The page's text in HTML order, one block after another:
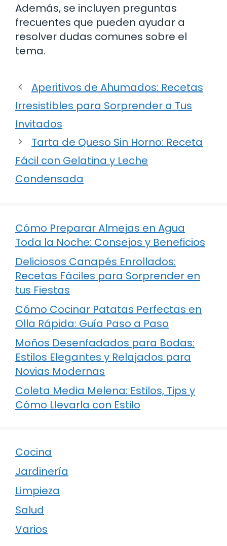
Además, se incluyen preguntas
frecuentes que pueden ayudar a
resolver dudas comunes sobre el
tema.
Aperitivos de Ahumados: Recetas
Irresistibles para Sorprender a Tus
Invitados
Tarta de Queso Sin Horno: Receta
Fácil con Gelatina y Leche
Condensada
Cómo Preparar Almejas en Agua
Toda la Noche: Consejos y Beneficios
Deliciosos Canapés Enrollados:
Recetas Fáciles para Sorprender en
tus Fiestas
Cómo Cocinar Patatas Perfectas en
Olla Rápida: Guía Paso a Paso
Moños Desenfadados para Bodas:
Estilos Elegantes y Relajados para
Novias Modernas
Coleta Media Melena: Estilos, Tips y
Cómo Llevarla con Estilo
Cocina
Jardinería
Limpieza
Salud
Varios